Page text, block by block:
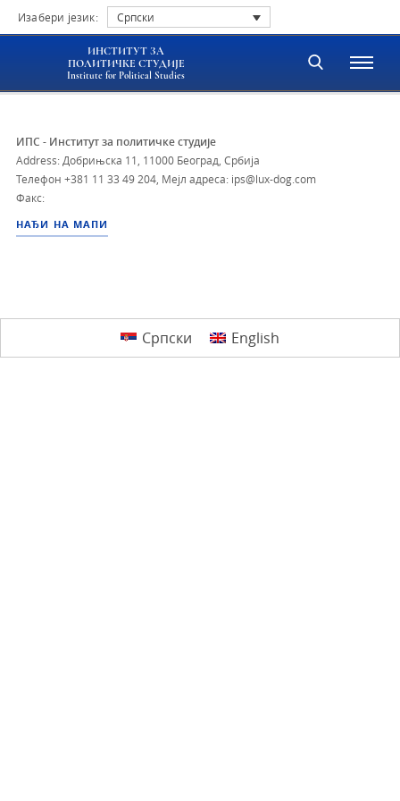
Изабери језик: Српски
ИНСТИТУТ ЗА
ПОЛИТИЧКЕ СТУДИЈЕ
Institute for Political Studies
ИПС - Институт за политичке студије
Address: Добрињска 11, 11000 Београд, Србија
Телефон +381 11 33 49 204 Мејл адреса: ips@lux-dog.com
Факс:
НАЂИ НА МАПИ
Српски English